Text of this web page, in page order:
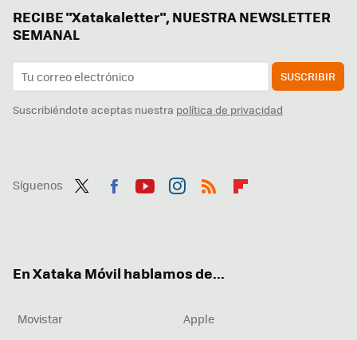
RECIBE "Xatakaletter", NUESTRA NEWSLETTER
SEMANAL
SUSCRIBIR
Suscribiéndote aceptas nuestra política de privacidad
Síguenos
En Xataka Móvil hablamos de...
Movistar
Apple